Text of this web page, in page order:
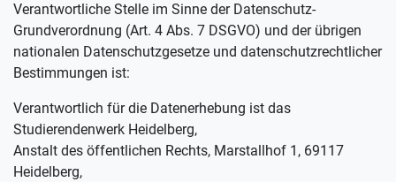
Verantwortliche Stelle im Sinne der Datenschutz-
Grundverordnung (Art. 4 Abs. 7 DSGVO) und der übrigen
nationalen Datenschutzgesetze und datenschutzrechtlicher
Bestimmungen ist:
Verantwortlich für die Datenerhebung ist das
Studierendenwerk Heidelberg,
Anstalt des öffentlichen Rechts, Marstallhof 1, 69117
Heidelberg,